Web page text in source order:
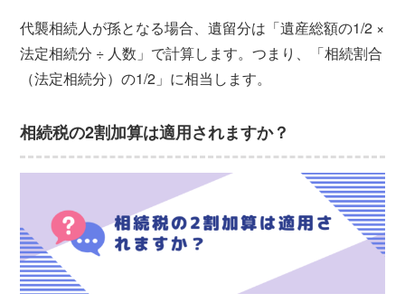
代襲相続人が孫となる場合、遺留分は「遺産総額の1/2 ×
法定相続分 ÷ 人数」で計算します。つまり、「相続割合
（法定相続分）の1/2」に相当します。
相続税の2割加算は適用されますか？